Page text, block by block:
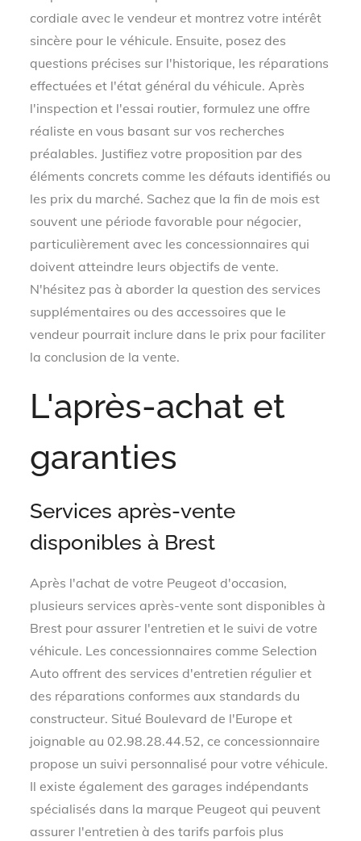
cordiale avec le vendeur et montrez votre intérêt
sincère pour le véhicule. Ensuite, posez des
questions précises sur l'historique, les réparations
effectuées et l'état général du véhicule. Après
l'inspection et l'essai routier, formulez une offre
réaliste en vous basant sur vos recherches
préalables. Justifiez votre proposition par des
éléments concrets comme les défauts identifiés ou
les prix du marché. Sachez que la fin de mois est
souvent une période favorable pour négocier,
particulièrement avec les concessionnaires qui
doivent atteindre leurs objectifs de vente.
N'hésitez pas à aborder la question des services
supplémentaires ou des accessoires que le
vendeur pourrait inclure dans le prix pour faciliter
la conclusion de la vente.
L'après-achat et
garanties
Services après-vente
disponibles à Brest
Après l'achat de votre Peugeot d'occasion,
plusieurs services après-vente sont disponibles à
Brest pour assurer l'entretien et le suivi de votre
véhicule. Les concessionnaires comme Selection
Auto offrent des services d'entretien régulier et
des réparations conformes aux standards du
constructeur. Situé Boulevard de l'Europe et
joignable au 02.98.28.44.52, ce concessionnaire
propose un suivi personnalisé pour votre véhicule.
Il existe également des garages indépendants
spécialisés dans la marque Peugeot qui peuvent
assurer l'entretien à des tarifs parfois plus